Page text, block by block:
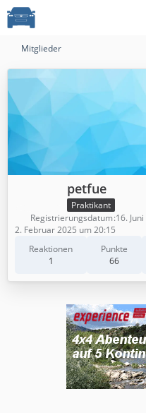
Mitglieder
petfue
Praktikant
Reaktionen
1
Punkte
66
Registrierungsdatum 16.
2. Februar 2025 um 20:15